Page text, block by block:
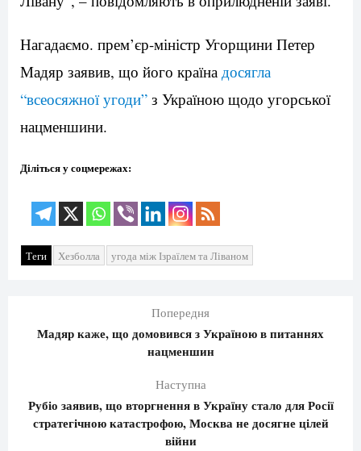
Нагадаємо. прем’єр-міністр Угорщини Петер
Мадяр заявив, що його країна досягла
“всеосяжної угоди” з Україною щодо угорської
нацменшини.
Діліться у соцмережах:
Теги Хезболла угода між Ізраїлем та Ліваном
Попередня
Мадяр каже, що домовився з Україною в питаннях
нацменшин
Наступна
Рубіо заявив, що вторгнення в Україну стало для Росії
стратегічною катастрофою, Москва не досягне цілей
війни